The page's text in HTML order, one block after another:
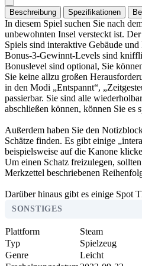
Beschreibung Spezifikationen
In diesem Spiel suchen Sie nach
unbewohnten Insel versteckt ist. Der
Spiels sind interaktive Gebäude
Bonus-3-Gewinnt-Levels sind
Bonuslevel sind optional, Sie
Sie keine allzu großen
in den Modi „Entspannt“,
passierbar. Sie sind alle
abschließen können, können Sie es
Außerdem haben Sie den
Schätze finden. Es gibt einige
beispielsweise auf die Kanone
Um einen Schatz freizulegen,
Merkzettel beschriebenen
Darüber hinaus gibt es einige Spot
SONSTIGES
Plattform
Steam
Typ
Spielzeug
Genre
Leicht